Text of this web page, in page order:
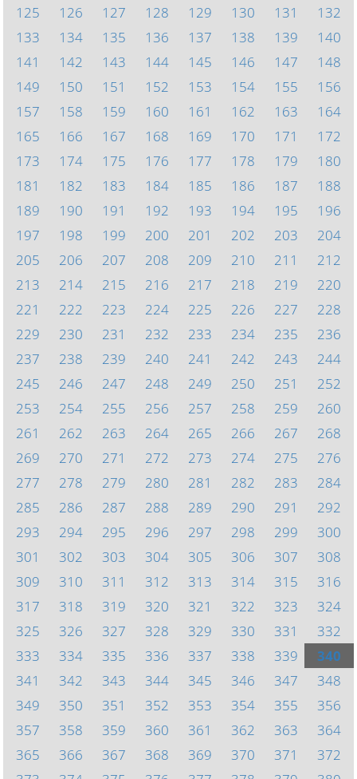
125
126 127 128 129 130 131
132
133
134 135 136 137 138 139
140
141
142 143 144 145 146 147
148
149
150 151 152 153 154 155
156
157
158 159 160 161 162 163
164
165
166 167 168 169 170 171
172
173
174 175 176 177 178 179
180
181
182 183 184 185 186 187
188
189
190 191 192 193 194 195
196
197
198 199 200 201 202 203
204
205
206 207 208 209 210 211
212
213
214 215 216 217 218 219
220
221
222 223 224 225 226 227
228
229
230 231 232 233 234 235
236
237
238 239 240 241 242 243
244
245
246 247 248 249 250 251
252
253
254 255 256 257 258 259
260
261
262 263 264 265 266 267
268
269
270 271 272 273 274 275
276
277
278 279 280 281 282 283
284
285
286 287 288 289 290 291
292
293
294 295 296 297 298 299
300
301
302 303 304 305 306 307
308
309
310 311 312 313 314 315
316
317
318 319 320 321 322 323
324
325
326 327 328 329 330 331
332
333
334 335 336 337 338 339
340
341
342 343 344 345 346 347
348
349
350 351 352 353 354 355
356
357
358 359 360 361 362 363
364
365
366 367 368 369 370 371
372